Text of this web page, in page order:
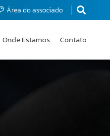
Área do associado
Onde Estamos Contato